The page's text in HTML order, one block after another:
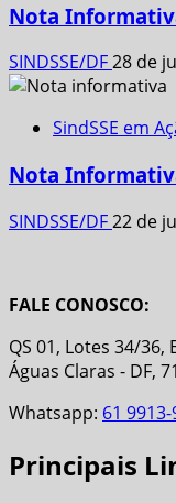
Nota
SINDSSE/DF28 de
SindSSE em
Nota
SINDSSE/DF22 de
FALE CONOSCO:
QS 01, Lotes 34/
Águas Claras - DF,
Whatsapp: 61
Principais